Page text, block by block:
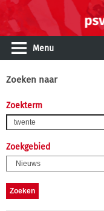
Menu
Zoeken naar
Zoekterm
Zoekgebied